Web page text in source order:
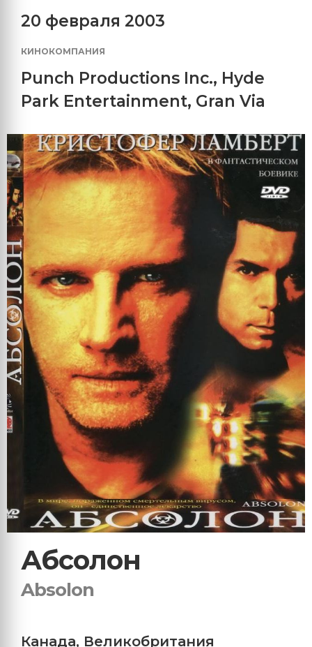
20 февраля 2003
КИНОКОМПАНИЯ
Punch Productions Inc., Hyde
Park Entertainment, Gran Via
Абсолон
Absolon
Канада, Великобритания